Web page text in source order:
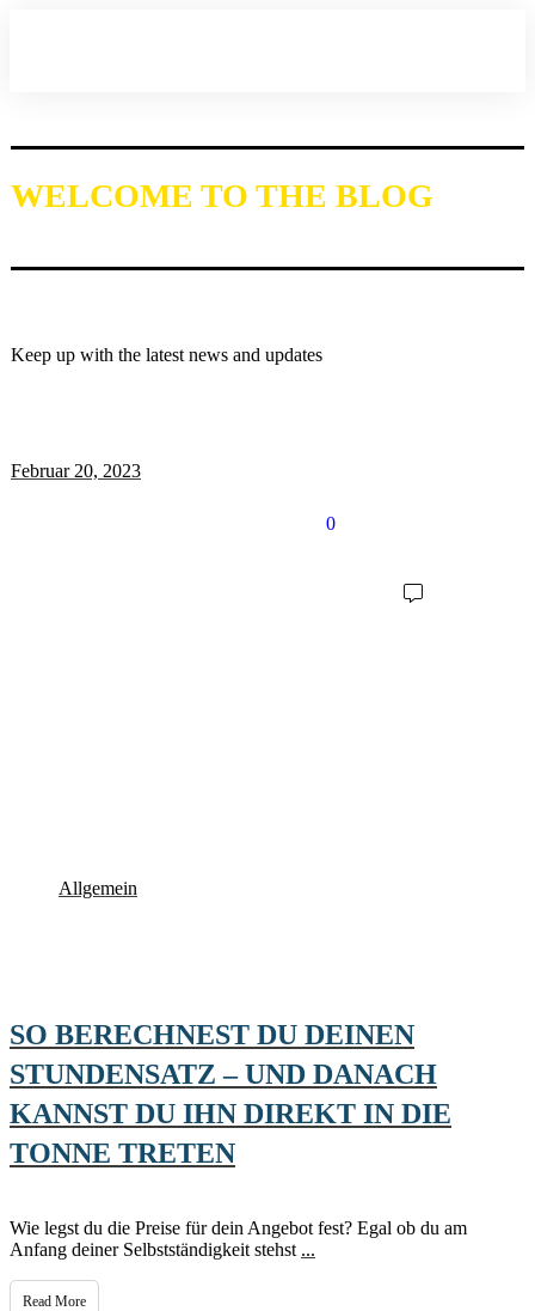
WELCOME TO THE BLOG
Keep up with the latest news and updates
Februar 20, 2023
0
Allgemein
SO BERECHNEST DU DEINEN
STUNDENSATZ – UND DANACH
KANNST DU IHN DIREKT IN DIE
TONNE TRETEN
Wie legst du die Preise für dein Angebot fest? Egal ob du am
Anfang deiner Selbstständigkeit stehst ...
Read More